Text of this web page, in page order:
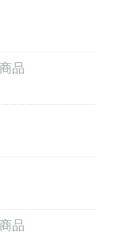
品
品